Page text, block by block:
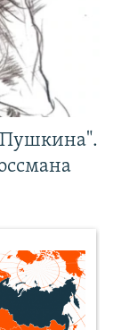
Пушкина".